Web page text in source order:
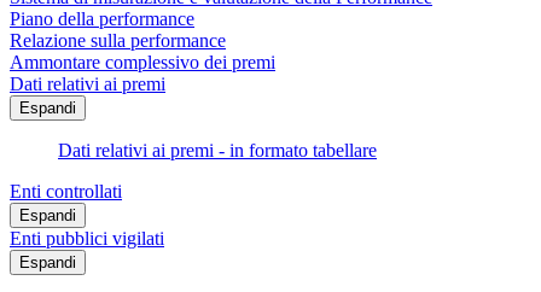
Piano della performance
Relazione sulla performance
Ammontare complessivo dei premi
Dati relativi ai premi
Espandi
Dati relativi ai premi - in formato tabellare
Enti controllati
Espandi
Enti pubblici vigilati
Espandi